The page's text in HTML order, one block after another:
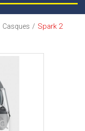
Casques / Spark 2